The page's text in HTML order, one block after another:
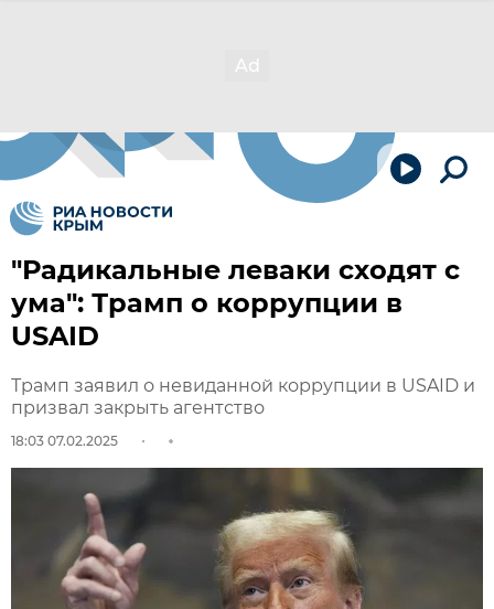
"Радикальные леваки сходят с
ума": Трамп о коррупции в
USAID
Трамп заявил о невиданной коррупции в USAID и
призвал закрыть агентство
18:03 07.02.2025